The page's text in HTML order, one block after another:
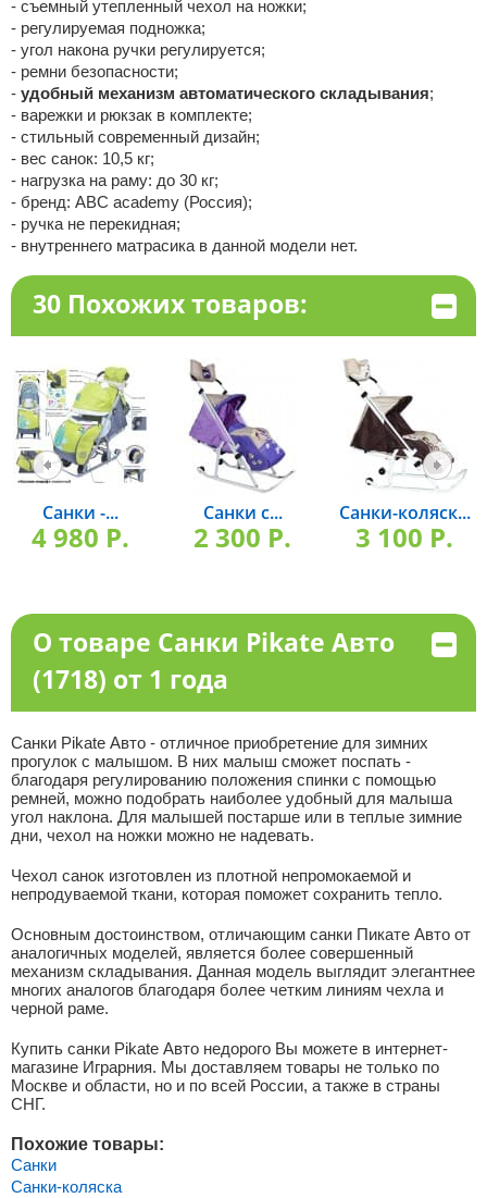
- съемный утепленный чехол на ножки;
- регулируемая подножка;
- угол накона ручки регулируется;
- ремни безопасности;
- удобный механизм автоматического складывания;
- варежки и рюкзак в комплекте;
- стильный современный дизайн;
- вес санок: 10,5 кг;
- нагрузка на раму: до 30 кг;
- бренд: ABC academy (Россия);
- ручка не перекидная;
- внутреннего матрасика в данной модели нет.
30 Похожих товаров:
Санки -...
4 980 P.
Санки с...
2 300 P.
Санки-коляск...
3 100 P.
О товаре Санки Pikate Авто
(1718) от 1 года
Санки Pikate Авто - отличное приобретение для зимних
прогулок с малышом. В них малыш сможет поспать -
благодаря регулированию положения спинки с помощью
ремней, можно подобрать наиболее удобный для малыша
угол наклона. Для малышей постарше или в теплые зимние
дни, чехол на ножки можно не надевать.
Чехол санок изготовлен из плотной непромокаемой и
непродуваемой ткани, которая поможет сохранить тепло.
Основным достоинством, отличающим санки Пикате Авто от
аналогичных моделей, является более совершенный
механизм складывания. Данная модель выглядит элегантнее
многих аналогов благодаря более четким линиям чехла и
черной раме.
Купить санки Pikate Авто недорого Вы можете в интернет-
магазине Играрния. Мы доставляем товары не только по
Москве и области, но и по всей России, а также в страны
СНГ.
Похожие товары:
Санки
Санки-коляска